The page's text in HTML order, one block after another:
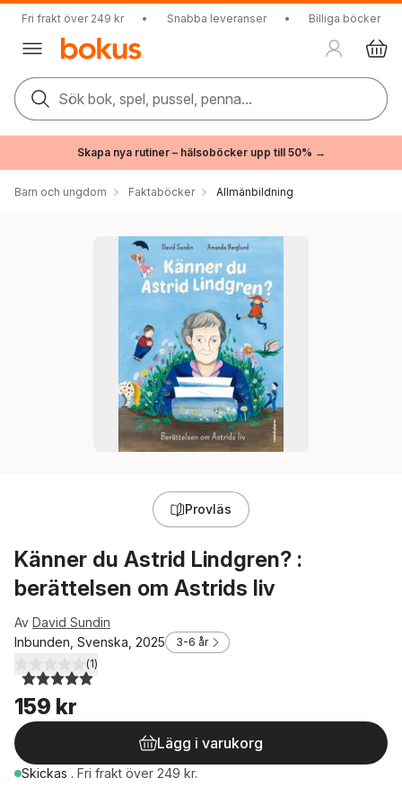
Fri frakt över 249 kr • Snabba leveranser • Billiga böcker
Sök bok, spel, pussel, penna...
Skapa nya rutiner – hälsoböcker upp till 50% →
Barn och ungdom Faktaböcker Allmänbildning
Provläs
Känner du Astrid Lindgren? :
berättelsen om Astrids liv
Av David Sundin
Inbunden, Svenska, 2025
3-6 år
5,0utav 5 stjärnor. Totalt antal röster:
(1)
159 kr
Lägg i varukorg
Skickas . Fri frakt över 249 kr.